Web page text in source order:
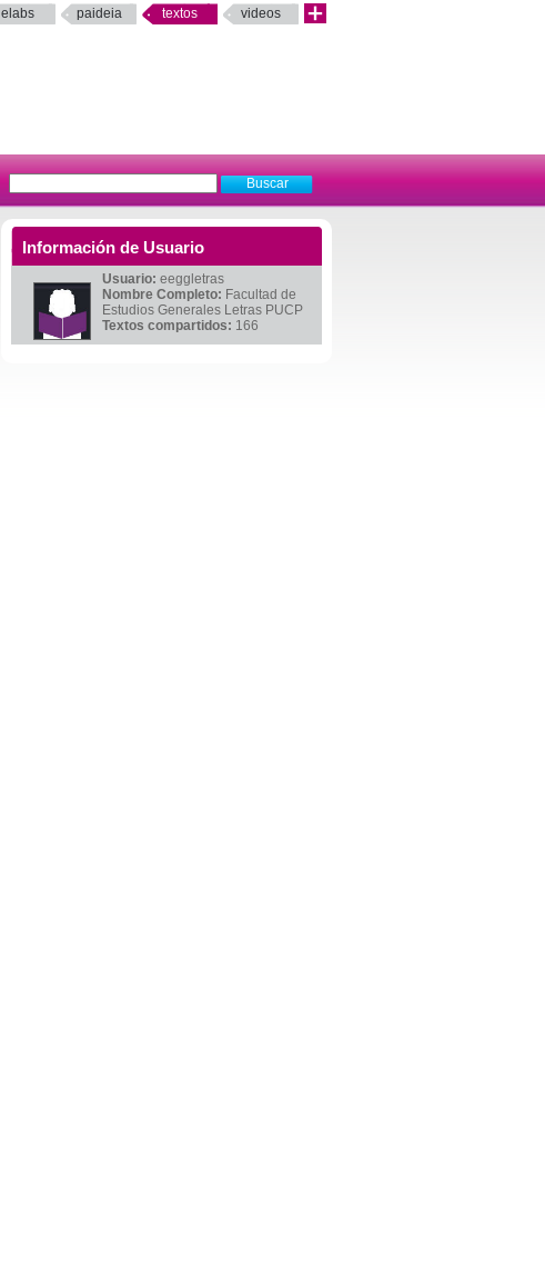
elabs paideia textos videos
Información de Usuario
Usuario: eeggletras
Nombre Completo: Facultad de
Estudios Generales Letras PUCP
Textos compartidos: 166